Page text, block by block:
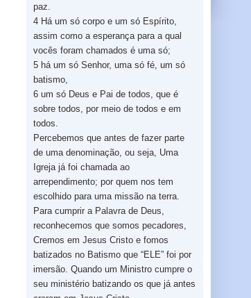
paz.
4 Há um só corpo e um só Espírito,
assim como a esperança para a qual
vocês foram chamados é uma só;
5 há um só Senhor, uma só fé, um só
batismo,
6 um só Deus e Pai de todos, que é
sobre todos, por meio de todos e em
todos.
Percebemos que antes de fazer parte
de uma denominação, ou seja, Uma
Igreja já foi chamada ao
arrependimento; por quem nos tem
escolhido para uma missão na terra.
Para cumprir a Palavra de Deus,
reconhecemos que somos pecadores,
Cremos em Jesus Cristo e fomos
batizados no Batismo que “ELE” foi por
imersão. Quando um Ministro cumpre o
seu ministério batizando os que já antes